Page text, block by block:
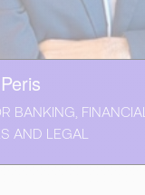
BANKING, FINANCIAL
AND LEGAL